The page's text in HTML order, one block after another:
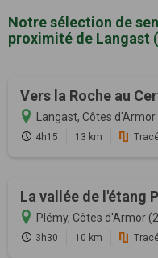
Notre sélection de
proximité de Langast
Vers la Roche au
Langast, Côtes
4h15 13 km
La vallée de l'étang
Plémy, Côtes d'Armor
3h30 10 km